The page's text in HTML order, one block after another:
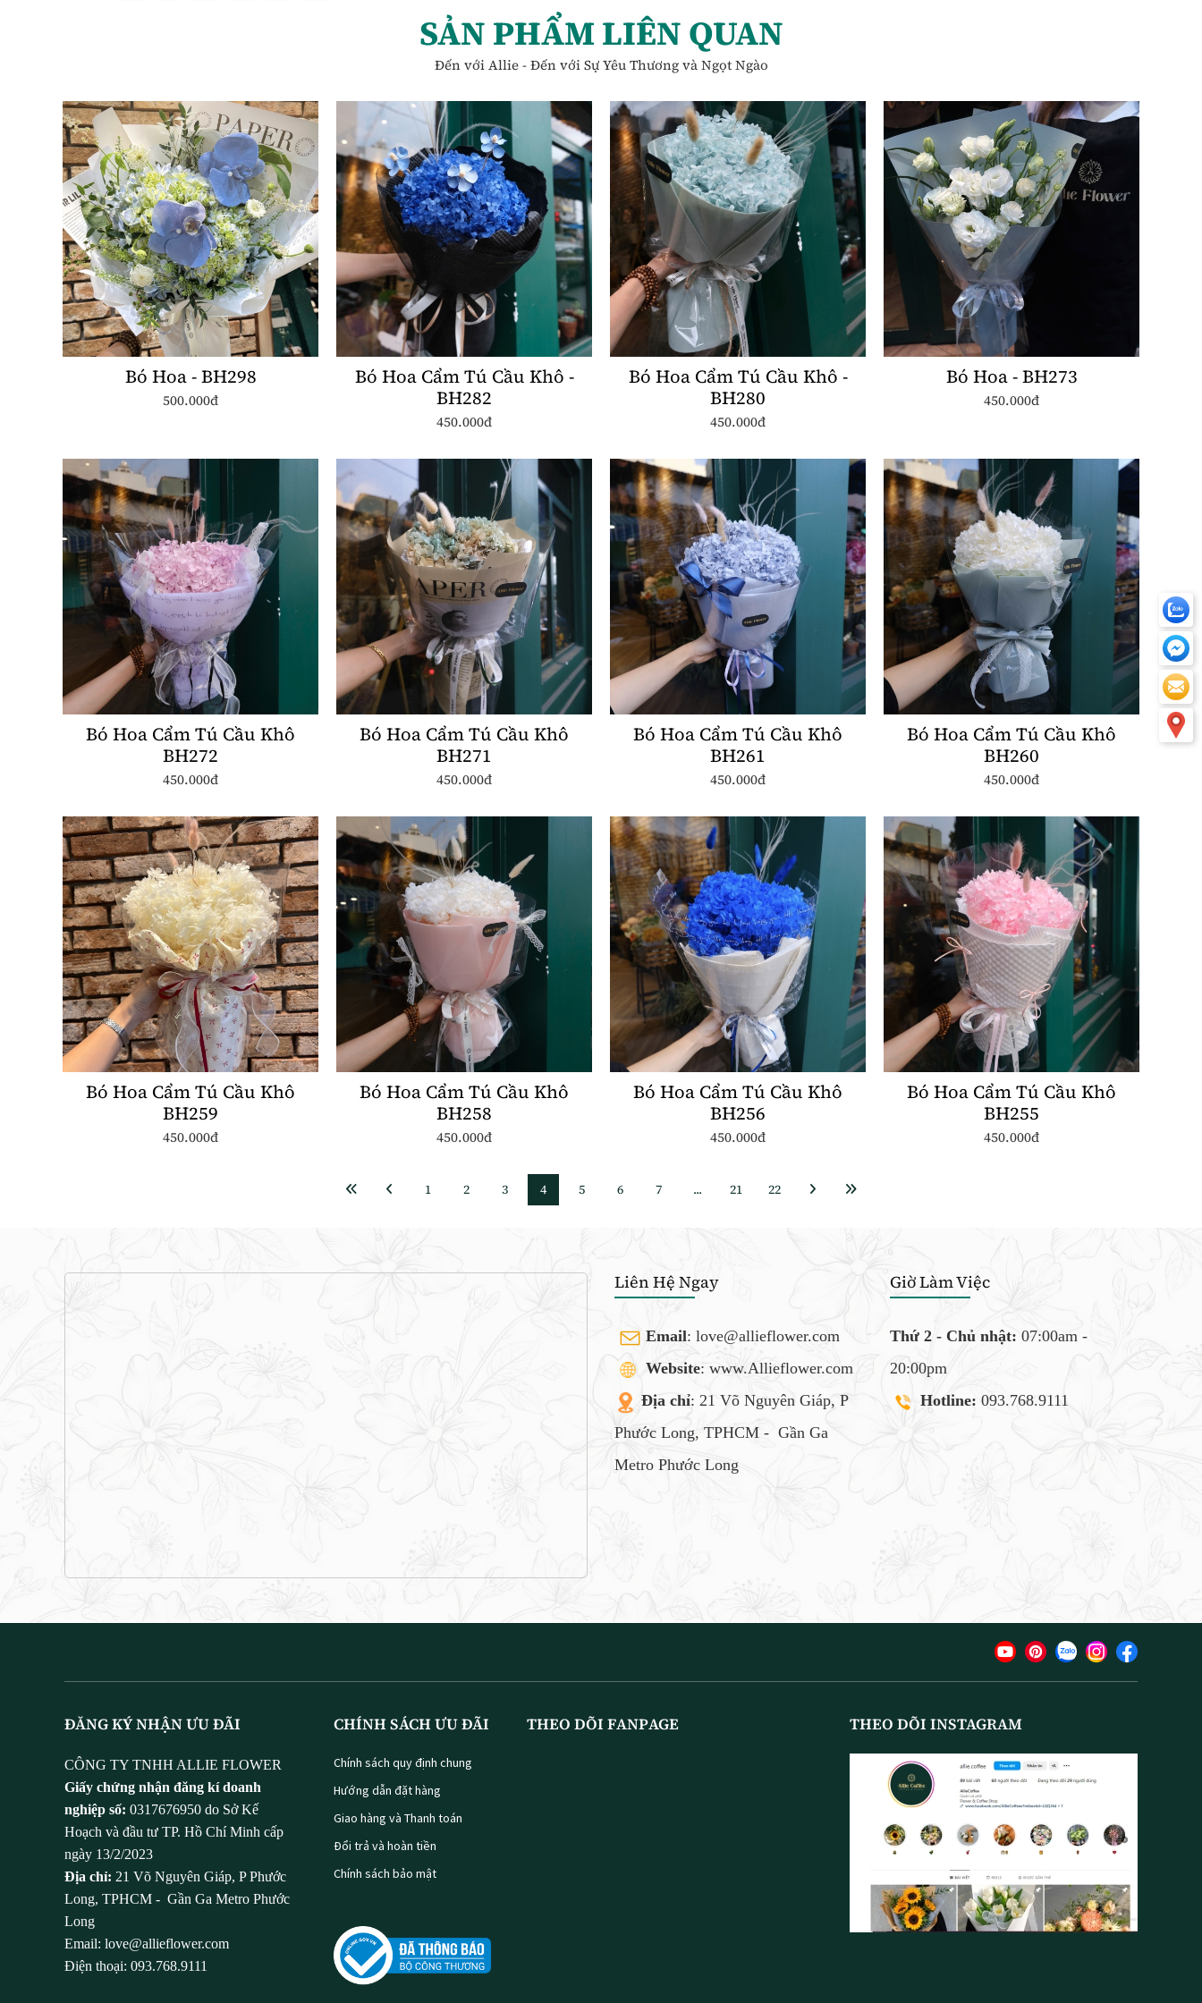
SẢN PHẨM LIÊN QUAN
Đến với Allie - Đến với Sự Yêu Thương và Ngọt Ngào
Bó Hoa - BH298
500.000đ
Bó Hoa Cẩm Tú Cầu Khô -
BH282
450.000đ
Bó Hoa Cẩm Tú Cầu Khô -
BH280
450.000đ
Bó Hoa - BH273
450.000đ
Bó Hoa Cẩm Tú Cầu Khô
BH272
450.000đ
Bó Hoa Cẩm Tú Cầu Khô
BH271
450.000đ
Bó Hoa Cẩm Tú Cầu Khô
BH261
450.000đ
Bó Hoa Cẩm Tú Cầu Khô
BH260
450.000đ
Bó Hoa Cẩm Tú Cầu Khô
BH259
450.000đ
Bó Hoa Cẩm Tú Cầu Khô
BH258
450.000đ
Bó Hoa Cẩm Tú Cầu Khô
BH256
450.000đ
Bó Hoa Cẩm Tú Cầu Khô
BH255
450.000đ
1 2 3 4 5 6 7 ... 21 22
Liên Hệ Ngay
Email: love@allieflower.com
Website: www.Allieflower.com
Địa chỉ: 21 Võ Nguyên Giáp, P
Phước Long, TPHCM - Gần Ga
Metro Phước Long
Giờ Làm Việc
Thứ 2 - Chủ nhật: 07:00am -
20:00pm
Hotline: 093.768.9111
ĐĂNG KÝ NHẬN ƯU ĐÃI
CÔNG TY TNHH ALLIE FLOWER
Giấy chứng nhận đăng kí doanh
nghiệp số: 0317676950 do Sở Kế
Hoạch và đầu tư TP. Hồ Chí Minh cấp
ngày 13/2/2023
Địa chỉ: 21 Võ Nguyên Giáp, P Phước
Long, TPHCM - Gần Ga Metro Phước
Long
Email: love@allieflower.com
Điện thoại: 093.768.9111
CHÍNH SÁCH ƯU ĐÃI
Chính sách quy định chung
Hướng dẫn đặt hàng
Giao hàng và Thanh toán
Đổi trả và hoàn tiền
Chính sách bảo mật
THEO DÕI FANPAGE THEO DÕI INSTAGRAM